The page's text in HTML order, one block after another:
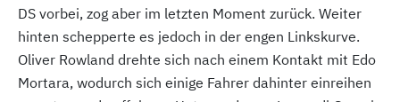
DS vorbei, zog aber im letzten Moment zurück. Weiter
hinten schepperte es jedoch in der engen Linkskurve.
Oliver Rowland drehte sich nach einem Kontakt mit Edo
Mortara, wodurch sich einige Fahrer dahinter einreihen